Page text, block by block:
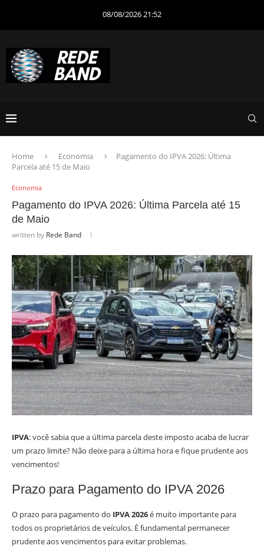
08/08/2026 21:52
Home Economia
Pagamento do IPVA 2026: Última
Parcela até 15 de Maio
Economia
Pagamento do IPVA 2026: Última Parcela até 15
de Maio
written by Rede Band
IPVA: você sabia que a última parcela deste imposto acaba de lucrar
um prazo limite? Não deixe para a última hora e fique prudente aos
vencimentos!
Prazo para Pagamento do IPVA 2026
O prazo para pagamento do IPVA 2026é muito importante para
todos os proprietários de veículos. É fundamental permanecer
prudente aos vencimentos para evitar problemas.